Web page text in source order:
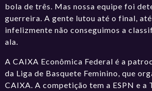
bola de três. Mas nossa equipe foi
guerreira. A gente lutou até o final, até
infelizmente não conseguimos a
ala.
A CAIXA Econômica Federal é a
da Liga de Basquete Feminino, que
CAIXA. A competição tem a ESPN e a